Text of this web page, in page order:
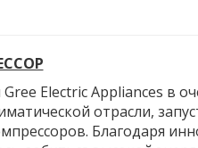
Electric Appliances в
отрасли,
Благодаря